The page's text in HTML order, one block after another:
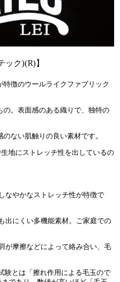
ック)(R)】
徴のウールライクファブリック
の。表面感のある織りで、独特の
ない肌触りの良い素材です。
地にストレッチ性を出しているの
なやかなストレッチ性が特徴で
出にくい多機能素材。ご家庭での
が摩擦などによって絡み合い、毛
とは「擦れ作用による毛玉ので